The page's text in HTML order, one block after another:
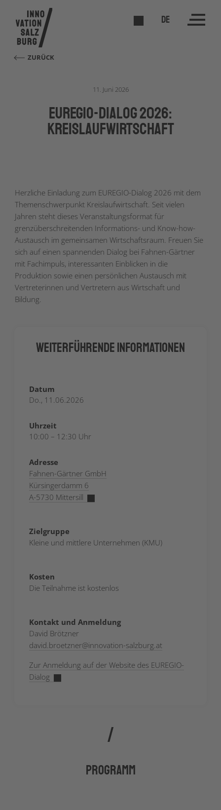
DE
ZURÜCK
11. Juni 2026
EUREGIO-Dialog 2026:
Kreislaufwirtschaft
Herzliche Einladung zum EUREGIO-Dialog 2026 mit dem
Themenschwerpunkt Kreislaufwirtschaft. Seit vielen
Jahren steht dieses Veranstaltungsformat für
grenzüberschreitenden Informations- und Know-how-
Austausch im gemeinsamen Wirtschaftsraum. Freuen Sie
sich auf einen spannenden Dialog bei Fahnen-Gärtner
mit Fachimpuls, interessanten Einblicken in die
Produktion sowie einen persönlichen Austausch mit
Vertreterinnen und Vertretern aus Wirtschaft und
Bildung.
Weiterführende Informationen
Datum
Do., 11.06.2026
Uhrzeit
10:00 – 12:30 Uhr
Adresse
Fahnen-Gärtner GmbH
Kürsingerdamm 6
A-5730 Mittersill
Zielgruppe
Kleine und mittlere Unternehmen (KMU)
Kosten
Die Teilnahme ist kostenlos
Kontakt und Anmeldung
David Brötzner
david.broetzner@innovation-salzburg.at
Zur Anmeldung auf der Website des EUREGIO-
Dialog
Programm